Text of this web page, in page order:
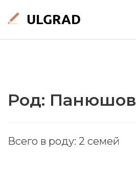
Род: Панюшов
Всего в роду: 2 семей